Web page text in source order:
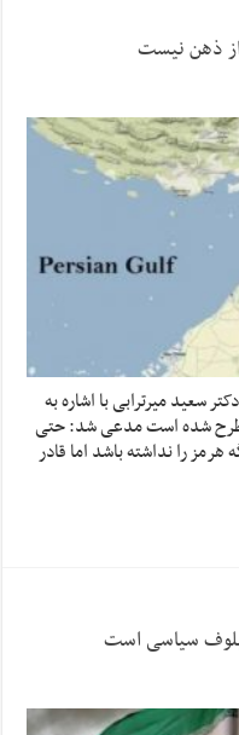
ذهن نیست
سعید میرترابی با اشاره به
مطرح شده است مدعی شد: حتی
هرمز را نداشته باشد اما قادر
سیاسی است